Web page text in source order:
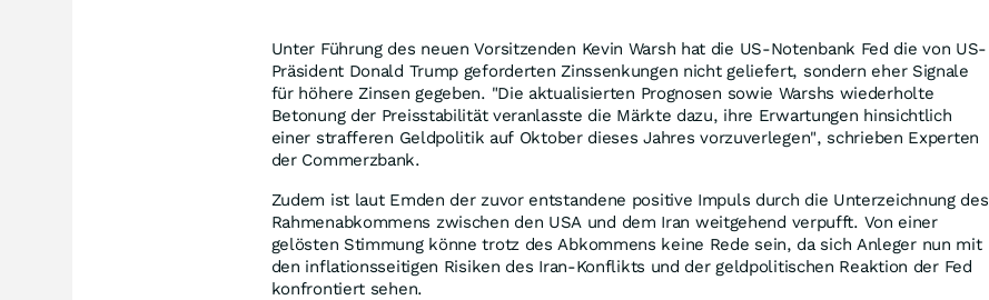
Unter Führung des neuen Vorsitzenden Kevin Warsh hat die US-Notenbank Fed die von US-
Präsident Donald Trump geforderten Zinssenkungen nicht geliefert, sondern eher Signale
für höhere Zinsen gegeben. "Die aktualisierten Prognosen sowie Warshs wiederholte
Betonung der Preisstabilität veranlasste die Märkte dazu, ihre Erwartungen hinsichtlich
einer strafferen Geldpolitik auf Oktober dieses Jahres vorzuverlegen", schrieben Experten
der Commerzbank.
Zudem ist laut Emden der zuvor entstandene positive Impuls durch die Unterzeichnung des
Rahmenabkommens zwischen den USA und dem Iran weitgehend verpufft. Von einer
gelösten Stimmung könne trotz des Abkommens keine Rede sein, da sich Anleger nun mit
den inflationsseitigen Risiken des Iran-Konflikts und der geldpolitischen Reaktion der Fed
konfrontiert sehen.